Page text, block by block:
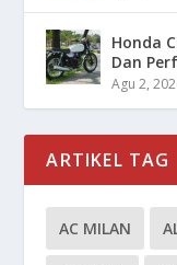
Honda
Dan
Agu 2,
ARTIKEL TAG
AC MILAN